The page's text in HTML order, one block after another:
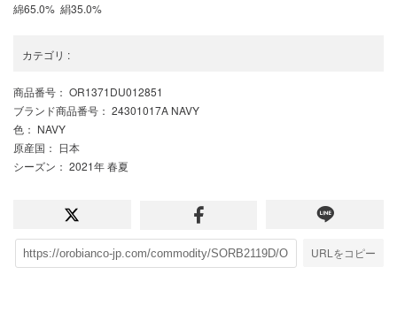
綿65.0% 絹35.0%
カテゴリ :
商品番号 ： OR1371DU012851
ブランド商品番号 ： 24301017A NAVY
色 ： NAVY
原産国 ： 日本
シーズン ： 2021年 春夏
URLをコピー